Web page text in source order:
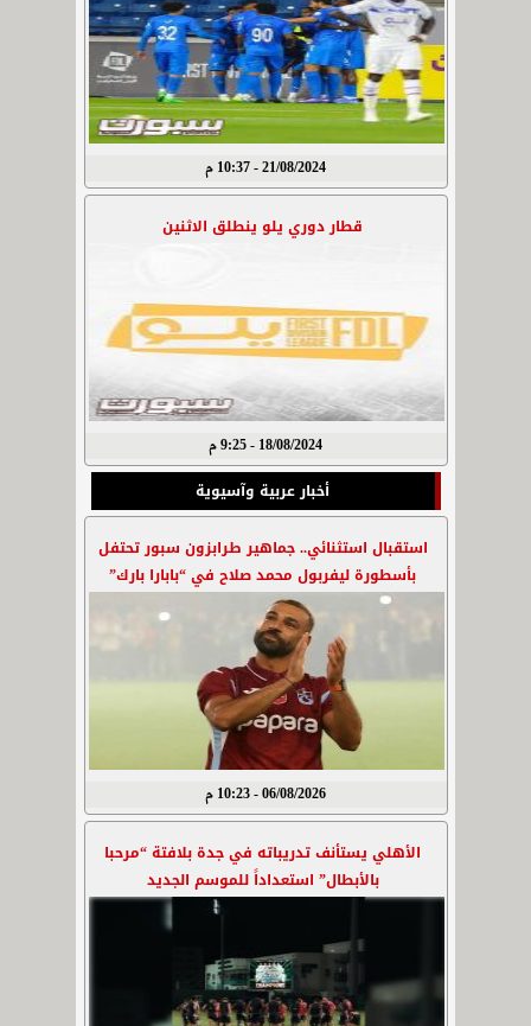
21/08/2024 - 10:37 م
قطار دوري يلو ينطلق الاثنين
18/08/2024 - 9:25 م
أخبار عربية وآسيوية
استقبال استثنائي.. جماهير طرابزون سبور تحتفل
بأسطورة ليفربول محمد صلاح في “بابارا بارك”
06/08/2026 - 10:23 م
الأهلي يستأنف تدريباته في جدة بلافتة “مرحبا
بالأبطال” استعداداً للموسم الجديد